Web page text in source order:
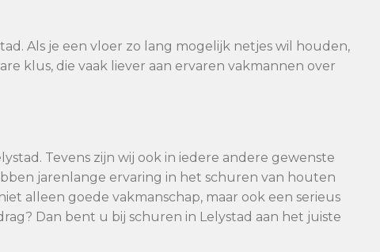
Als je een vloer zo lang mogelijk netjes wil houden,
klus, die vaak liever aan ervaren vakmannen over
Tevens zijn wij ook in iedere andere gewenste
jarenlange ervaring in het schuren van houten
alleen goede vakmanschap, maar ook een serieus
Dan bent u bij schuren in Lelystad aan het juiste